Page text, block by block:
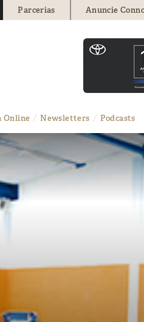
Parcerias Anuncie
Online Newsletters Podcasts